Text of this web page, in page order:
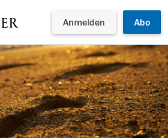
Anmelden Abo